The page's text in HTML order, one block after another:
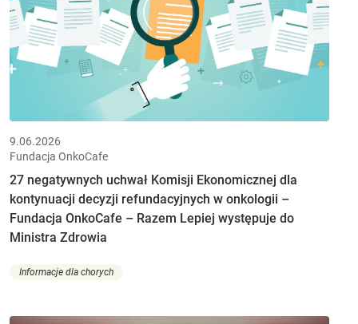
9.06.2026
Fundacja OnkoCafe
27 negatywnych uchwał Komisji Ekonomicznej dla
kontynuacji decyzji refundacyjnych w onkologii –
Fundacja OnkoCafe – Razem Lepiej występuje do
Ministra Zdrowia
Informacje dla chorych